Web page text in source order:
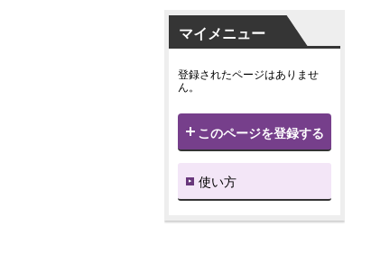
マイメニュー
登録されたページはありませ
ん。
このページを登録する
使い方